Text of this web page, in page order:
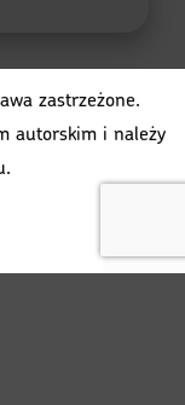
zastrzeżone.
autorskim i należy